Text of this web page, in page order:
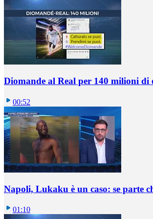
Diomande al Real per 140 milioni di
00:52
Napoli, Lukaku è un caso: se parte
01:10